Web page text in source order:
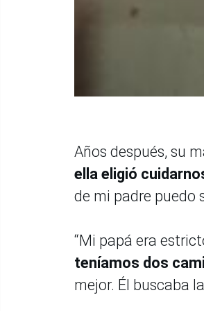
Años después, su
ella eligió
de mi padre puedo
“Mi papá era
teníamos dos
mejor. Él buscaba